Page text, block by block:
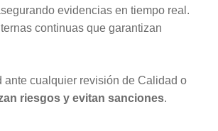
evidencias en tiempo real.
continuas que garantizan
ante cualquier revisión de Calidad o
riesgos y evitan sanciones.